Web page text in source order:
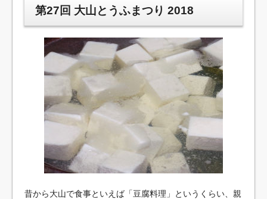
第27回 大山とうふまつり 2018
昔から大山で食事といえば「豆腐料理」というくらい、親